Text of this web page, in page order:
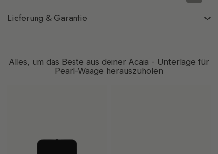
Lieferung & Garantie
Alles, um das Beste aus deiner Acaia - Unterlage für
Pearl-Waage herauszuholen